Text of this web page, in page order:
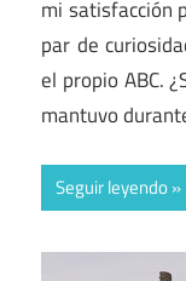
mi satisfacción
par de
el propio ABC.
mantuvo
Seguir leyendo